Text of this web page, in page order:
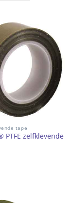
tape
PTFE zelfklevende